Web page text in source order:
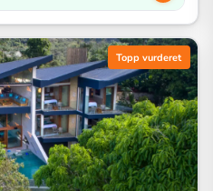
Topp vurderet